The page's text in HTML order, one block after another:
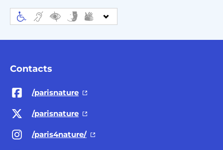
Contacts
/parisnature
/parisnature
/paris4nature/